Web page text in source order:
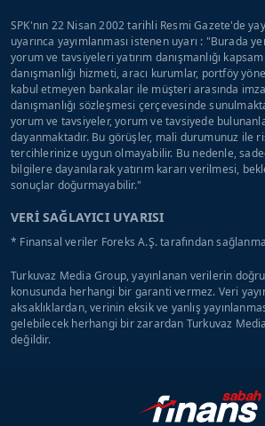
SPK'nın 22 Nisan 2002 tarihli Resmi Gazete'de
uyarınca yayımlanması istenen uyarı : "Burada
yorum ve tavsiyeleri yatırım danışmanlığı
danışmanlığı hizmeti, aracı kurumlar, portföy
kabul etmeyen bankalar ile müşteri arasında
danışmanlığı sözleşmesi çerçevesinde
yorum ve tavsiyeler, yorum ve tavsiyede
dayanmaktadır. Bu görüşler, mali durumunuz ile
tercihlerinize uygun olmayabilir. Bu nedenle,
bilgilere dayanılarak yatırım kararı verilmesi,
sonuçlar doğurmayabilir."
VERİ SAĞLAYICI UYARISI
* Finansal veriler Foreks A.Ş. tarafından
Turkuvaz Media Group, yayınlanan verilerin
konusunda herhangi bir garanti vermez. Veri
aksaklıklardan, verinin eksik ve yanlış
gelebilecek herhangi bir zarardan Turkuvaz
değildir.